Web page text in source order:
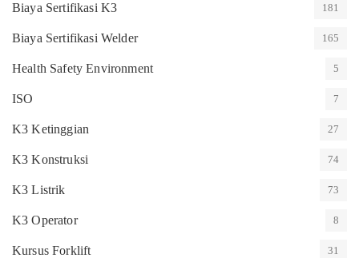
Biaya Sertifikasi K3 181
Biaya Sertifikasi Welder 165
Health Safety Environment 5
ISO 7
K3 Ketinggian 27
K3 Konstruksi 74
K3 Listrik 73
K3 Operator 8
Kursus Forklift 31